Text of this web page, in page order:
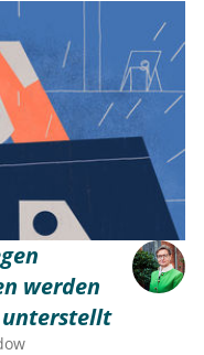
werden
unterstellt